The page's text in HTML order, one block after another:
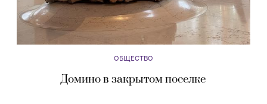
ОБЩЕСТВО
Домино в закрытом поселке